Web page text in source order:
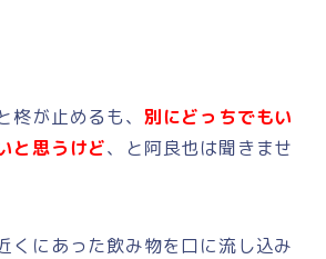
柊が止めるも、 別にどっちでもい
と思うけど、と阿良也は聞きませ
くにあった飲み物を口に流し込み